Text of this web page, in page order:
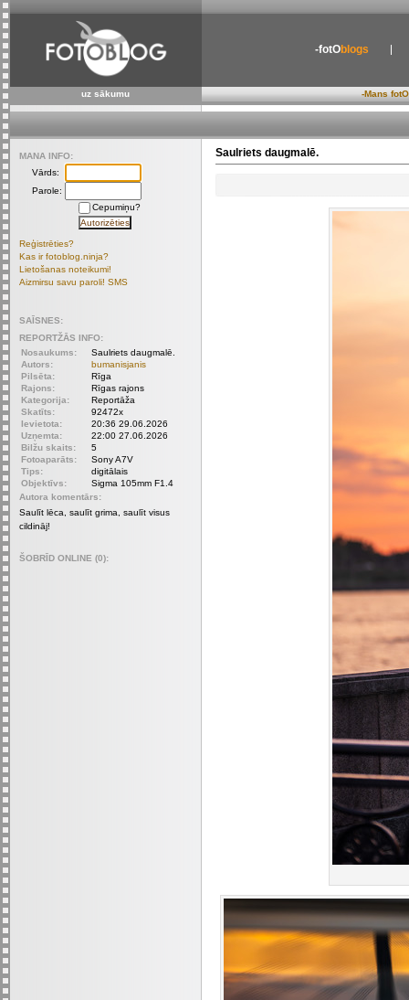
-fotOblogs
uz sākumu -Mans
Saulriets daugmalē.
MANA INFO:
Vārds:
Parole:
Cepumiņu?
Reģistrēties?
Kas ir fotoblog.ninja?
Lietošanas noteikumi!
Aizmirsu savu paroli! SMS
SAĪSNES:
REPORTŽĀS INFO:
Nosaukums:
Saulriets daugmalē.
Autors:
bumanisjanis
Pilsēta:
Rīga
Rajons:
Rīgas rajons
Kategorija:
Reportāža
Skatīts:
92472x
Ievietota:
20:36 29.06.2026
Uzņemta:
22:00 27.06.2026
Bilžu skaits:
5
Fotoaparāts:
Sony A7V
Tips:
digitālais
Objektīvs:
Sigma 105mm F1.4
Autora komentārs:
Saulīt lēca, saulīt grima, saulīt visus
cildināj!
ŠOBRĪD ONLINE (0):